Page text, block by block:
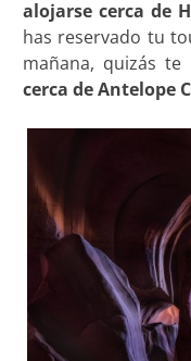
alojarse cerca de
has reservado tu
mañana, quizás te
cerca de Antelope